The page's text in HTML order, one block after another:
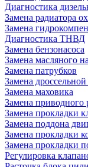
Диагностика
Замена радиатора
Замена
Диагностика ТНВД
Замена бензонасоса
Замена масляного
Замена патрубков
Замена дроссельной
Замена маховика
Замена приводного
Замена прокладки
Замена поддона
Замена прокладки
Замена прокладки
Регулировка